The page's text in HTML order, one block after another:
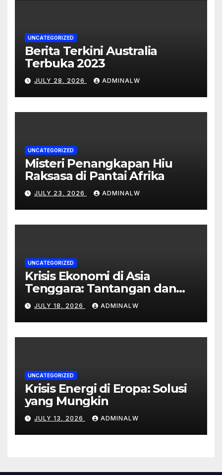
UNCATEGORIZED
Berita Terkini Australia
Terbuka 2023
JULY 28, 2026 ADMINALW
UNCATEGORIZED
Misteri Penangkapan Hiu
Raksasa di Pantai Afrika
JULY 23, 2026 ADMINALW
UNCATEGORIZED
Krisis Ekonomi di Asia
Tenggara: Tantangan dan
Peluang
JULY 18, 2026 ADMINALW
UNCATEGORIZED
Krisis Energi di Eropa: Solusi
yang Mungkin
JULY 13, 2026 ADMINALW